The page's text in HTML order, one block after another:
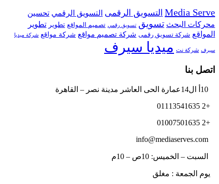
Media Serve التسويق الرقمى التسويق الرقمي تحسين
محركات البحث تسويق تسويق رقمي تصميم المواقع تطوير تطوير
المواقع شركة تسويق رقمى شركة تصميم مواقع شركة مواقع شركة ميديا
سيرف شركة نت ميديا سيرف
اتصل بنا
+2 01113541635
+2 01007501635
السبت – الخميس: 10ص – 10م
يوم الجمعة : مغلق